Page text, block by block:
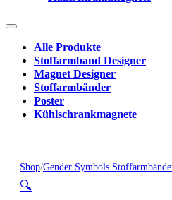
Alle Produkte
Stoffarmband Designer
Magnet Designer
Stoffarmbänder
Poster
Kühlschrankmagnete
Shop/Gender Symbols
🔍